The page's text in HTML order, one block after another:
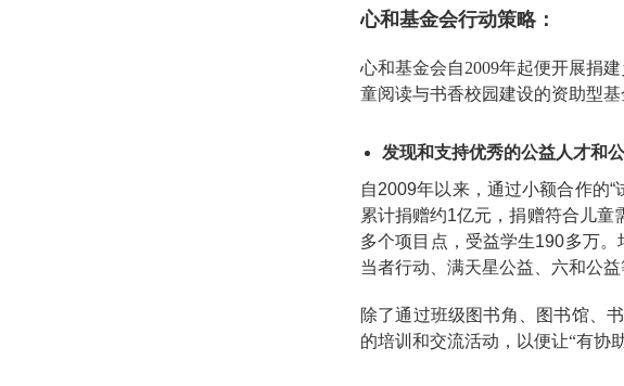
心和基金会行动策略：
心和基金会自2009年起便开展捐
童阅读与书香校园建设的资助型
发现和支持优秀的公益人才和
自2009年以来，通过小额合作的
累计捐赠约1亿元，捐赠符合儿
多个项目点，受益学生190多万
当者行动、满天星公益、六和公益
除了通过班级图书角、图书馆、
的培训和交流活动，以便让“有协